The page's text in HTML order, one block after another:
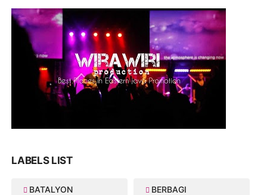
LABELS LIST
BATALYON BERBAGI